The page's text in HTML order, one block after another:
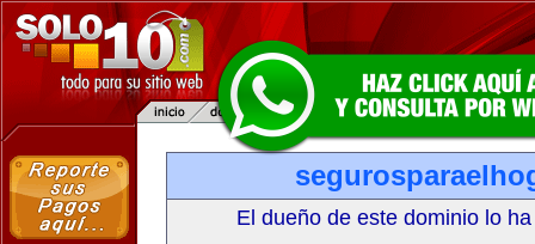
El dueño de este dominio lo